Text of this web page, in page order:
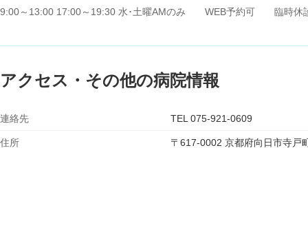
9:00～13:00 17:00～19:30 水･土曜AMのみ WEB予約可 臨時休
アクセス・その他の病院情報
連絡先 TEL 075-921-0609
住所 〒617-0002 京都府向日市寺戸